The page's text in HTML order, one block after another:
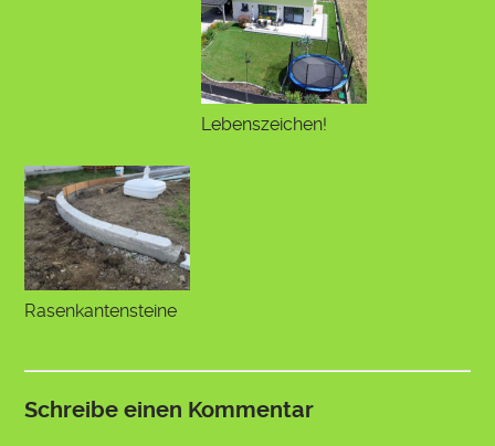
Lebenszeichen!
Rasenkantensteine
Schreibe einen Kommentar